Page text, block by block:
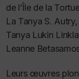
de l’Île de la
La Tanya S.
Tanya Lukin
Leanne
Leurs œuvres